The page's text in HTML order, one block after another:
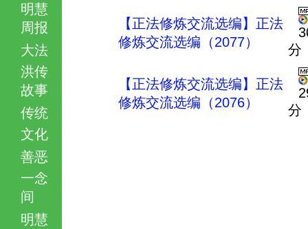
明慧
周报
大法
洪传
故事
传统
文化
善恶
一念
间
明慧
【正法修炼交流选编】正法
修炼交流选编（2077）
分
【正法修炼交流选编】正法
修炼交流选编（2076）
分